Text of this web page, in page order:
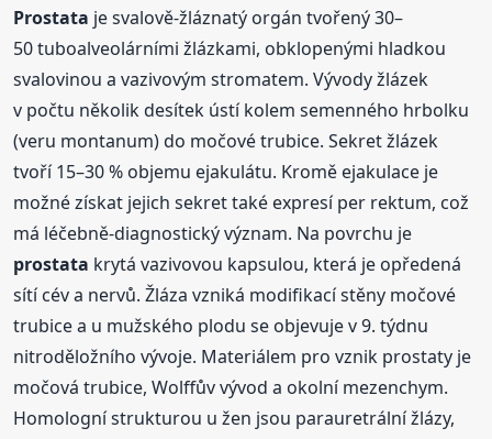
Prostata je svalově-žláznatý orgán tvořený 30–
50 tuboalveolárními žlázkami, obklopenými hladkou
svalovinou a vazivovým stromatem. Vývody žlázek
v počtu několik desítek ústí kolem semenného hrbolku
(veru montanum) do močové trubice. Sekret žlázek
tvoří 15–30 % objemu ejakulátu. Kromě ejakulace je
možné získat jejich sekret také expresí per rektum, což
má léčebně-diagnostický význam. Na povrchu je
prostata krytá vazivovou kapsulou, která je opředená
sítí cév a nervů. Žláza vzniká modifikací stěny močové
trubice a u mužského plodu se objevuje v 9. týdnu
nitroděložního vývoje. Materiálem pro vznik prostaty je
močová trubice, Wolffův vývod a okolní mezenchym.
Homologní strukturou u žen jsou parauretrální žlázy,